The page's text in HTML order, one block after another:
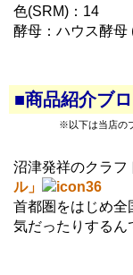
色(SRM)：14
酵母：ハウス酵母
■商品紹介ブ
※以下は当店の
沼津発祥のクラフ
ル」
首都圏をはじめ全
気だったりするん